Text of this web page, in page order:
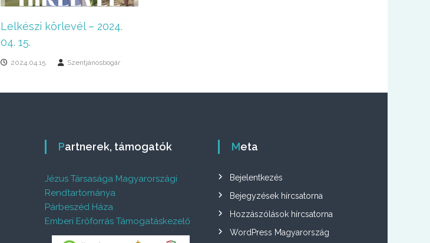
Lelkészi körlevél – 2024.
04. 15.
2024.04.15. Szentjánosbogár
Partnerek, támogatók
Jézus Társasága Magyarországi
Rendtartománya
Párbeszéd Háza
Emberi Erőforrás Támogatáskezelő
Meta
Bejelentkezés
Bejegyzések hírcsatorna
Hozzászólások hírcsatorna
WordPress Magyarország